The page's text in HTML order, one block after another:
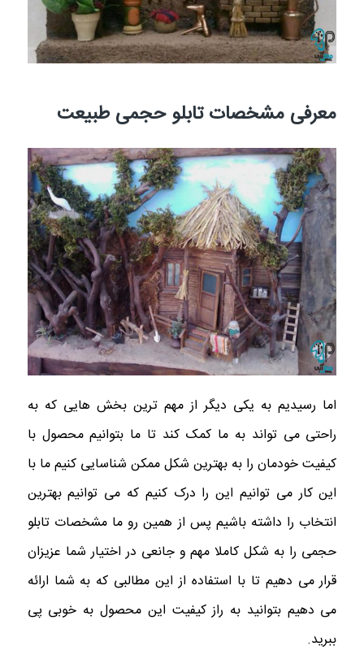
معرفی مشخصات تابلو حجمی طبیعت
اما رسیدیم به یکی دیگر از مهم ترین بخش هایی که به
راحتی می تواند به ما کمک کند تا ما بتوانیم محصول با
کیفیت خودمان را به بهترین شکل ممکن شناسایی کنیم ما با
این کار می توانیم این را درک کنیم که می توانیم بهترین
انتخاب را داشته باشیم پس از همین رو ما مشخصات تابلو
حجمی را به شکل کاملا مهم و جانعی در اختیار شما عزیزان
قرار می دهیم تا با استفاده از این مطالبی که به شما ارائه
می دهیم بتوانید به راز کیفیت این محصول به خوبی پی
ببرید.